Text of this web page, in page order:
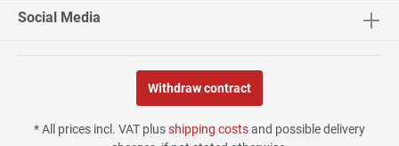
30.07.26▼
Social Media
Withdraw contract
* All prices incl. VAT plusshipping costsand possible delivery